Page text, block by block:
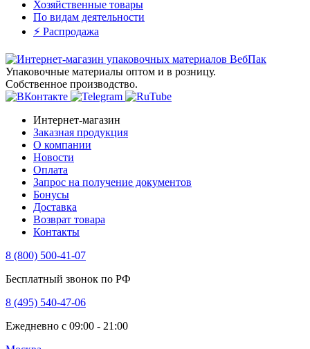
Хозяйственные товары
По видам деятельности
⚡️ Распродажа
Упаковочные материалы оптом и в розницу.
Собственное производство.
Интернет-магазин
Заказная продукция
О компании
Новости
Оплата
Запрос на получение документов
Бонусы
Доставка
Возврат товара
Контакты
8 (800) 500-41-07
Бесплатный звонок по РФ
8 (495) 540-47-06
Ежедневно с 09:00 - 21:00